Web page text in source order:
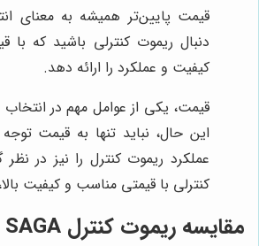
قیمت پایین‌تر همیشه به معنای
دنبال ریموت کنترلی باشید که با
کیفیت و عملکرد را ارائه دهد.
قیمت، یکی از عوامل مهم در
این حال، نباید تنها به قیمت
عملکرد ریموت کنترل را نیز در
کنترلی با قیمتی مناسب و کیفیت
مقایسه ریموت کنترل SAGA با رقبا